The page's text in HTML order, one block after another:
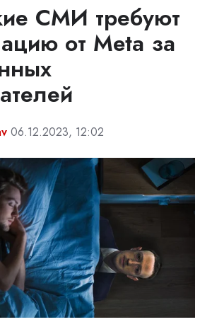
СМИ требуют
от Meta за
06.12.2023, 12:02